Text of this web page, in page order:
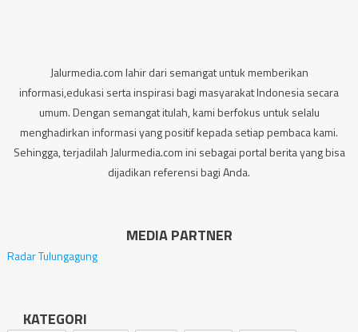
Jalurmedia.com lahir dari semangat untuk memberikan
informasi,edukasi serta inspirasi bagi masyarakat Indonesia secara
umum. Dengan semangat itulah, kami berfokus untuk selalu
menghadirkan informasi yang positif kepada setiap pembaca kami.
Sehingga, terjadilah Jalurmedia.com ini sebagai portal berita yang bisa
dijadikan referensi bagi Anda.
MEDIA PARTNER
Radar Tulungagung
KATEGORI